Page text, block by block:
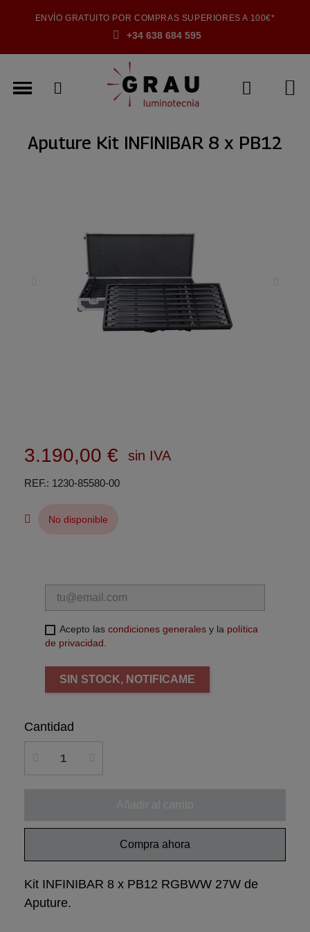
ENVÍO GRATUITO POR COMPRAS SUPERIORES A 100€*
+34 638 684 595
Aputure Kit INFINIBAR 8 x PB12
3.190,00 € sin IVA
REF. 1230-85580-00
No disponible
Acepto las condiciones generales y la política
de privacidad.
SIN STOCK, NOTIFICAME
Cantidad
Compra ahora
Kit INFINIBAR 8 x PB12 RGBWW 27W de
Aputure.